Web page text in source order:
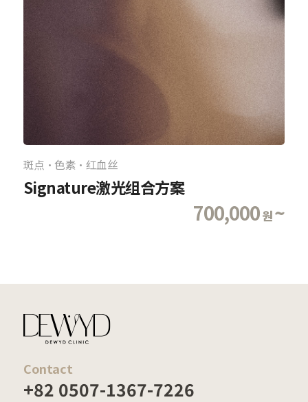
斑点·色素·红血丝
Signature激光组合方案
700,000원~
Contact
+82 0507-1367-7226